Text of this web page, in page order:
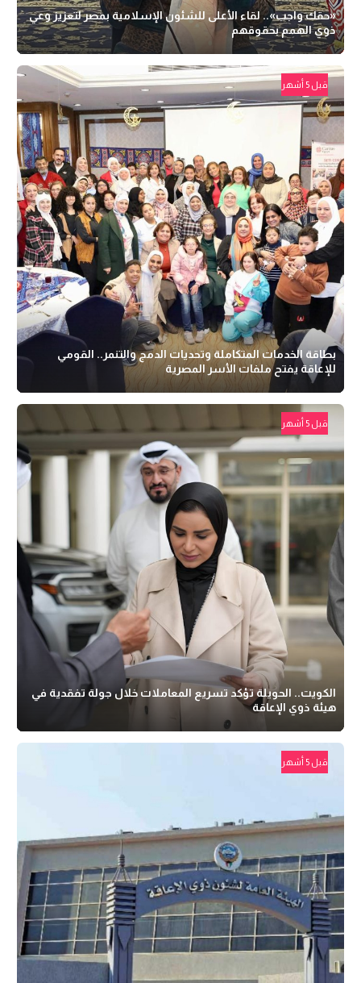
«حقك واجب».. لقاء الأعلى للشئون الإسلامية بمصر لتعزيز وعي
ذوي الهمم بحقوقهم
قبل 5 أشهر
بطاقة الخدمات المتكاملة وتحديات الدمج والتنمر.. القومي
للإعاقة يفتح ملفات الأسر المصرية
قبل 5 أشهر
الكويت.. الحويلة تؤكد تسريع المعاملات خلال جولة تفقدية في
هيئة ذوي الإعاقة
قبل 5 أشهر